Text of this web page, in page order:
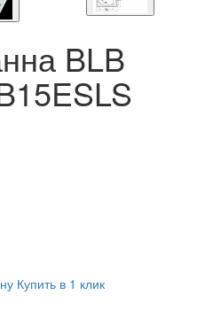
BLB
Купить в 1 клик